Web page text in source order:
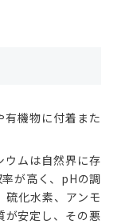
機物に付着また
ウムは自然界に存
が高く、pHの調
化水素、アンモ
が安定し、その悪